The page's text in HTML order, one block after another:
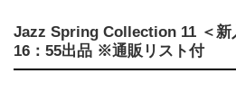
Jazz Spring Collection 11 ＜新
16：55出品 ※通販リスト付